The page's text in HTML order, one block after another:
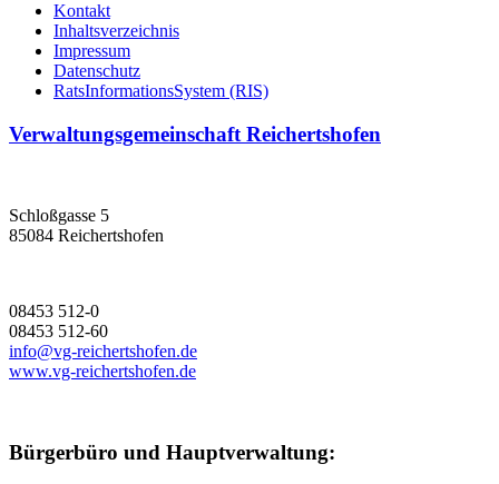
Kontakt
Inhaltsverzeichnis
Impressum
Datenschutz
RatsInformationsSystem (RIS)
Verwaltungsgemeinschaft Reichertshofen
Schloßgasse 5
85084 Reichertshofen
08453 512-0
08453 512-60
info@vg-reichertshofen.de
www.vg-reichertshofen.de
Bürgerbüro und Hauptverwaltung: